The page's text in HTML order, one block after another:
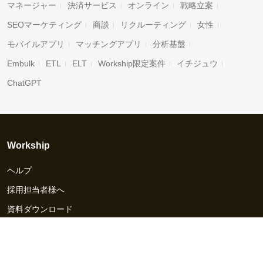
マネージャー 決済サービス オンライン 戦略立案
SEOマーケティング 商談 リクルーティング 女性
モバイルアプリ マッチングアプリ 分析基盤
Embulk ETL ELT Workship限定案件 イチジュウ
ChatGPT
Workship
ヘルプ
採用担当者様へ
資料ダウンロード